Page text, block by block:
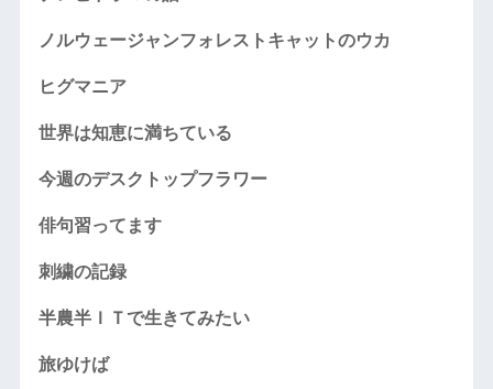
ノルウェージャンフォレストキャットのウカ
ヒグマニア
世界は知恵に満ちている
今週のデスクトップフラワー
俳句習ってます
刺繍の記録
半農半ＩＴで生きてみたい
旅ゆけば